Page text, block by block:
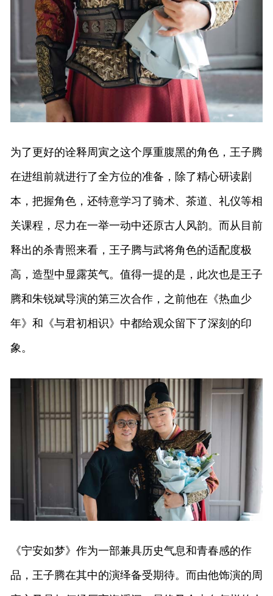
为了更好的诠释周寅之这个厚重腹黑的角色，王子腾
在进组前就进行了全方位的准备，除了精心研读剧
本，把握角色，还特意学习了骑术、茶道、礼仪等相
关课程，尽力在一举一动中还原古人风韵。而从目前
释出的杀青照来看，王子腾与武将角色的适配度极
高，造型中显露英气。值得一提的是，此次也是王子
腾和朱锐斌导演的第三次合作，之前他在《热血少
年》和《与君初相识》中都给观众留下了深刻的印
象。
《宁安如梦》作为一部兼具历史气息和青春感的作
品，王子腾在其中的演绎备受期待。而由他饰演的周